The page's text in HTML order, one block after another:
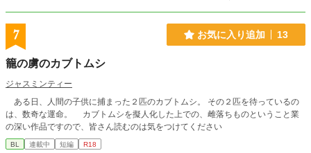
7 お気に入り追加 13
籠の虜のカブトムシ
ジャスミンティー
ある日、人間の子供に捕まった２匹のカブトムシ。 その２匹を待っているの
は、数奇な運命。 カブトムシを擬人化した上での、雌落ちものということ業
の深い作品ですので、皆さん読むのは気をつけてください
BL 連載中 短編 R18